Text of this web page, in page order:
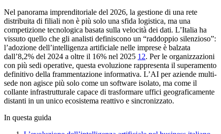
Nel panorama imprenditoriale del 2026, la gestione di una rete
distribuita di filiali non è più solo una sfida logistica, ma una
competizione tecnologica basata sulla velocità dei dati. L’Italia ha
vissuto quello che gli analisti definiscono un “raddoppio silenzioso”:
l’adozione dell’intelligenza artificiale nelle imprese è balzata
dall’8,2% del 2024 a oltre il 16% nel 2025 1 2. Per le organizzazioni
con più sedi operative, questa evoluzione rappresenta il superamento
definitivo della frammentazione informativa. L’AI per aziende multi-
sede non agisce più solo come un software isolato, ma come il
collante infrastrutturale capace di trasformare uffici geograficamente
distanti in un unico ecosistema reattivo e sincronizzato.
In questa guida